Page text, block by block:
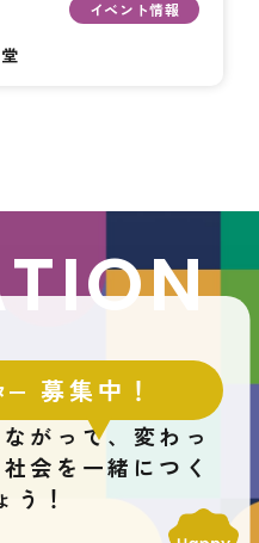
イベント情報
ー 募集中！
がって、変わっ
会を一緒につく
う！